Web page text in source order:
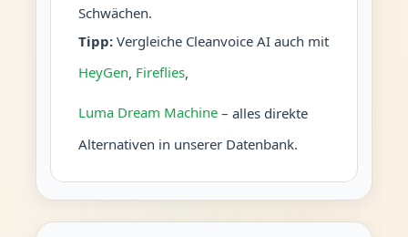
Schwächen.
Tipp:Vergleiche Cleanvoice AI auch mit
HeyGen, Fireflies,
Luma Dream Machine– alles direkte
Alternativen in unserer Datenbank.